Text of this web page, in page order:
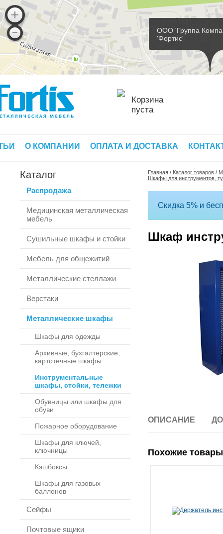
ООО 'Группа
'Фортис'
Корзина
пуста
О КОМПАНИИ ОПЛАТА И ДОСТАВКА
Каталог
Распродажа
Медицинская металлическая
мебель
Сушильные шкафы и стойки
Мебель для общежитий
Металлические стеллажи
Верстаки
Металлические шкафы
Шкафы для одежды
Архивные, бухгалтерские,
картотечные шкафы
Инструментальные
шкафы, стойки, тележки
Обувницы или шкафы для
обуви
Пожарное оборудование
Шкафы для ключей,
ключницы
Кэшбоксы
Шкафы для газовых
баллонов
Сейфы
Почтовые ящики
Главная / Каталог товаров /
Шкафы для инструментов,
Скидка 5% и
Шкаф
ОПИСАНИЕ
Похожие